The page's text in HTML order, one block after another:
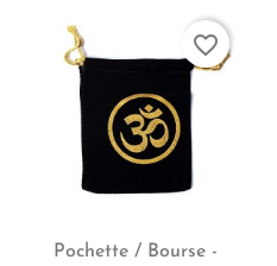
Aperçu rapide
Pochette / Bourse -
favorite_border